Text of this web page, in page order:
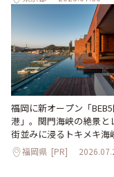
福岡に新オープン「
港」。関門海峡の絶景と
街並みに浸るトキメキ海
福岡県 [PR]